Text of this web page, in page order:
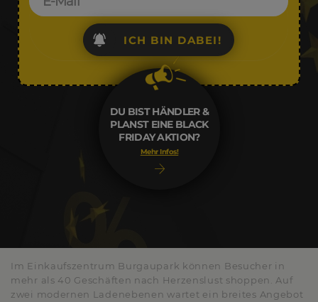
DU BIST HÄNDLER &
PLANST EINE BLACK
FRIDAY AKTION?
Mehr Infos!
ICH BIN DABEI!
Im Einkaufszentrum Burgaupark können Besucher in
mehr als 40 Geschäften nach Herzenslust shoppen. Auf
zwei modernen Ladenebenen wartet ein breites Angebot